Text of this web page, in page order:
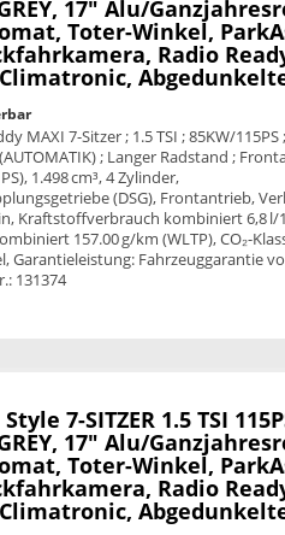
17" Alu/
Toter-Winkel,
Radio
MAXI 7-Sitzer ; 1.5 TSI ; 85KW/115PS
; Langer Radstand ;
1.498 cm³, 4 Zylinder,
(DSG), Frontantrieb,
Kraftstoffverbrauch kombiniert 6,8 l/
157.00 g/km (WLTP), CO₂-
Garantieleistung: Fahrzeuggarantie
131374
Style 7-SITZER 1.5 TSI
17" Alu/
Toter-Winkel,
Radio